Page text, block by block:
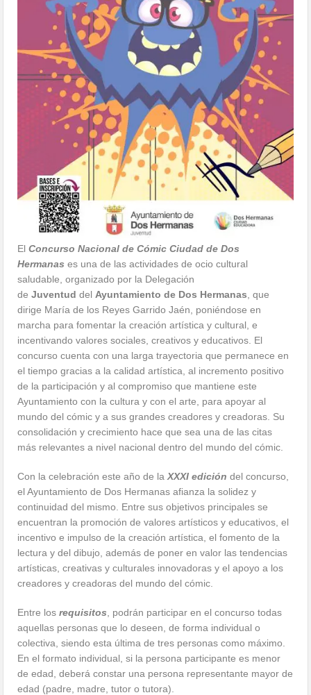
ElConcurso Nacional de Cómic Ciudad de Dos
Hermanases una de las actividades de ocio cultural
saludable, organizado por la Delegación
deJuventud del Ayuntamiento de Dos Hermanas , que
dirige María de los Reyes Garrido Jaén, poniéndose en
marcha para fomentar la creación artística y cultural, e
incentivando valores sociales, creativos y educativos. El
concurso cuenta con una larga trayectoria que permanece en
el tiempo gracias a la calidad artística, al incremento positivo
de la participación y al compromiso que mantiene este
Ayuntamiento con la cultura y con el arte, para apoyar al
mundo del cómic y a sus grandes creadores y creadoras. Su
consolidación y crecimiento hace que sea una de las citas
más relevantes a nivel nacional dentro del mundo del cómic.
Con la celebración este año de laXXXI edición del concurso,
el Ayuntamiento de Dos Hermanas afianza la solidez y
continuidad del mismo. Entre sus objetivos principales se
encuentran la promoción de valores artísticos y educativos, el
incentivo e impulso de la creación artística, el fomento de la
lectura y del dibujo, además de poner en valor las tendencias
artísticas, creativas y culturales innovadoras y el apoyo a los
creadores y creadoras del mundo del cómic.
Entre losrequisitos , podrán participar en el concurso todas
aquellas personas que lo deseen, de forma individual o
colectiva, siendo esta última de tres personas como máximo.
En el formato individual, si la persona participante es menor
de edad, deberá constar una persona representante mayor de
edad (padre, madre, tutor o tutora).